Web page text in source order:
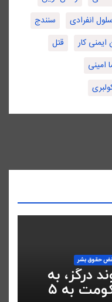
سلول انفرادی
سنندج
ایمنی کار
قتل
امینی
حقوق بشر
درگز، به
دلیل «مخالفت» با حکومت به ۵